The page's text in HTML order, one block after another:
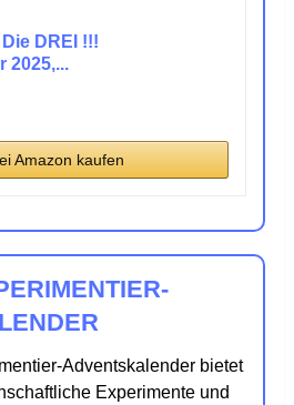
DREI !!!
2025,...
Amazon kaufen
Adventskalender bietet
Experimente und